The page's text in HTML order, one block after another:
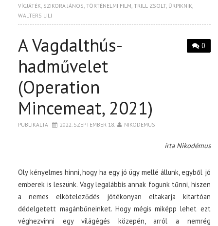
VÍGJÁTÉK SZIKORA JÁNOS ,TÖRTÉNELMI FILM ,TRILL ZSOLT, ŰRPIKNIK
WALTERS LILI
0
A Vagdalthús-
hadművelet
(Operation
Mincemeat, 2021)
PUBLIKÁLTA 2022. SZEPTEMBER 18. NIKODEMUS
írta Nikodémus
Oly kényelmes hinni, hogy ha egy jó ügy mellé állunk, egyből jó
emberek is leszünk. Vagy legalábbis annak fogunk tűnni, hiszen
a nemes elköteleződés jótékonyan eltakarja kitartóan
dédelgetett magánbűneinket. Hogy mégis miképp lehet ezt
véghezvinni egy világégés közepén, arról a nemrég